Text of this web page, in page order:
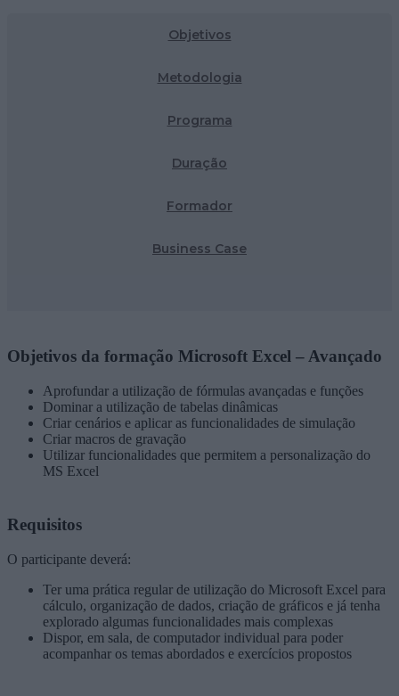
Objetivos
Metodologia
Programa
Duração
Formador
Business Case
Objetivos da formação Microsoft Excel – Avançado
Aprofundar a utilização de fórmulas avançadas e funções
Dominar a utilização de tabelas dinâmicas
Criar cenários e aplicar as funcionalidades de simulação
Criar macros de gravação
Utilizar funcionalidades que permitem a personalização do
MS Excel
Requisitos
O participante deverá:
Ter uma prática regular de utilização do Microsoft Excel para
cálculo, organização de dados, criação de gráficos e já tenha
explorado algumas funcionalidades mais complexas
Dispor, em sala, de computador individual para poder
acompanhar os temas abordados e exercícios propostos